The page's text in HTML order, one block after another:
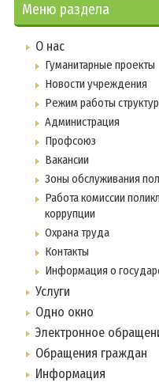
Меню раздела
О нас
Гуманитарные проекты
Новости учреждения
Режим работы
Администрация
Профсоюз
Вакансии
Зоны обслуживания
Работа комиссии
коррупции
Охрана труда
Контакты
Информация о
Услуги
Одно окно
Электронное
Обращения граждан
Информация